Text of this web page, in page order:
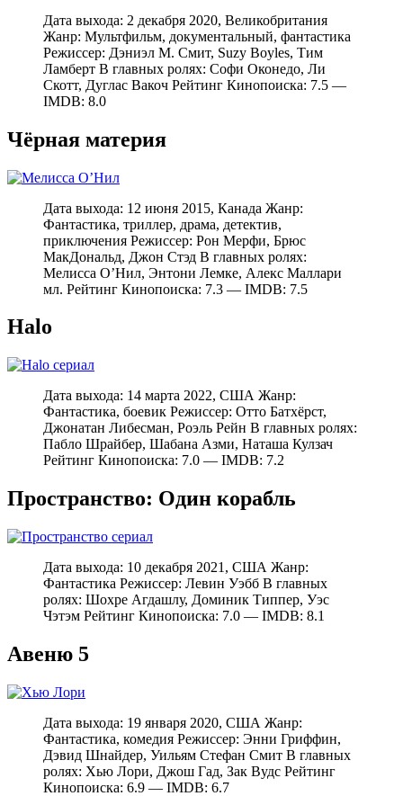
Дата выхода: 2 декабря 2020, Великобритания
Жанр: Мультфильм, документальный, фантастика
Режиссер: Дэниэл М. Смит, Suzy Boyles, Тим
Ламберт В главных ролях: Софи Оконедо, Ли
Скотт, Дуглас Вакоч Рейтинг Кинопоиска: 7.5 —
IMDB: 8.0
Чёрная материя
Дата выхода: 12 июня 2015, Канада Жанр:
Фантастика, триллер, драма, детектив,
приключения Режиссер: Рон Мерфи, Брюс
МакДональд, Джон Стэд В главных ролях:
Мелисса О’Нил, Энтони Лемке, Алекс Маллари
мл. Рейтинг Кинопоиска: 7.3 — IMDB: 7.5
Halo
Дата выхода: 14 марта 2022, США Жанр:
Фантастика, боевик Режиссер: Отто Батхёрст,
Джонатан Либесман, Роэль Рейн В главных ролях:
Пабло Шрайбер, Шабана Азми, Наташа Кулзач
Рейтинг Кинопоиска: 7.0 — IMDB: 7.2
Пространство: Один корабль
Дата выхода: 10 декабря 2021, США Жанр:
Фантастика Режиссер: Левин Уэбб В главных
ролях: Шохре Агдашлу, Доминик Типпер, Уэс
Чэтэм Рейтинг Кинопоиска: 7.0 — IMDB: 8.1
Авеню 5
Дата выхода: 19 января 2020, США Жанр:
Фантастика, комедия Режиссер: Энни Гриффин,
Дэвид Шнайдер, Уильям Стефан Смит В главных
ролях: Хью Лори, Джош Гад, Зак Вудс Рейтинг
Кинопоиска: 6.9 — IMDB: 6.7